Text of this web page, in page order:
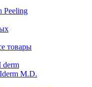
Peeling
товары
derm
M.D.